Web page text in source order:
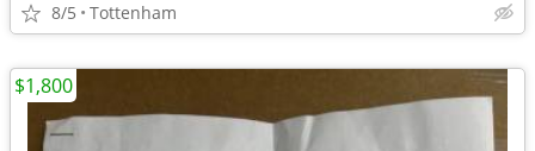
8/5 Tottenham
$1,800